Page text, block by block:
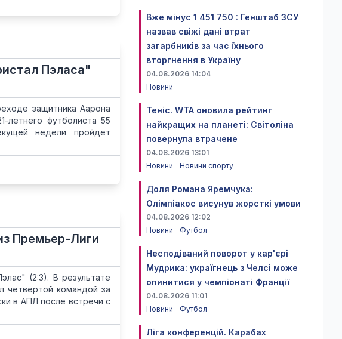
Пэласа"
защитника Аарона
летнего футболиста 55
недели пройдет
Премьер-Лиги
(2:3). В результате
четвертой командой за
в АПЛ после встречи с
Вже мінус 1 451 750 : Генштаб ЗСУ
назвав свіжі дані втрат
загарбників за час їхнього
вторгнення в Україну
04.08.2026 14:04
Новини
Теніс. WTA оновила рейтинг
найкращих на планеті: Світоліна
повернула втрачене
04.08.2026 13:01
Новини
Новини спорту
Доля Романа Яремчука:
Олімпіакос висунув жорсткі умови
04.08.2026 12:02
Новини
Футбол
Несподіваний поворот у кар'єрі
Мудрика: україгнець з Челсі може
опинитися у чемпіонаті Франції
04.08.2026 11:01
Новини
Футбол
Ліга конференцій. Карабах